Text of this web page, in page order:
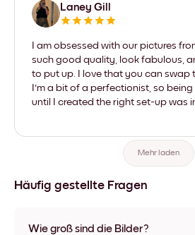
Laney Gill
I am obsessed with our pictures
such good quality, look fabulous,
to put up. I love that you can swap
I'm a bit of a perfectionist, so
until I created the right set-up was
Mehr laden
Häufig gestellte Fragen
Wie groß sind die Bilder?